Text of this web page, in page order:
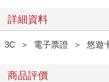
詳細資料
3C ＞ 電子票證 ＞ 悠遊
商品評價